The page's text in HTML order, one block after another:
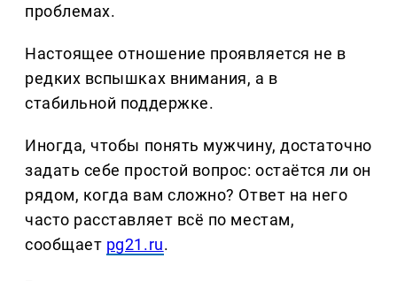
проблемах.
Настоящее отношение проявляется не в
редких вспышках внимания, а в
стабильной поддержке.
Иногда, чтобы понять мужчину, достаточно
задать себе простой вопрос: остаётся ли он
рядом, когда вам сложно? Ответ на него
часто расставляет всё по местам,
сообщает pg21.ru.